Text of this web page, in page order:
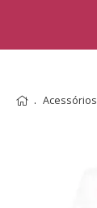
Acessórios